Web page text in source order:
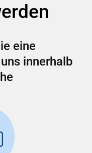
eine
innerhalb